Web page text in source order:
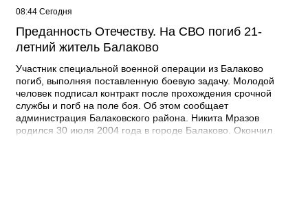
08:44 Сегодня
Преданность Отечеству. На СВО погиб 21-
летний житель Балаково
Участник специальной военной операции из Балаково
погиб, выполняя поставленную боевую задачу. Молодой
человек подписал контракт после прохождения срочной
службы и погб на поле боя. Об этом сообщает
администрация Балаковского района. Никита Мразов
родился 30 июля 2004 года в городе Балаково. Окончил